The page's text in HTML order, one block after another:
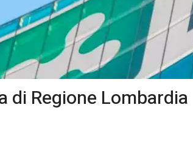
di Regione Lombardia